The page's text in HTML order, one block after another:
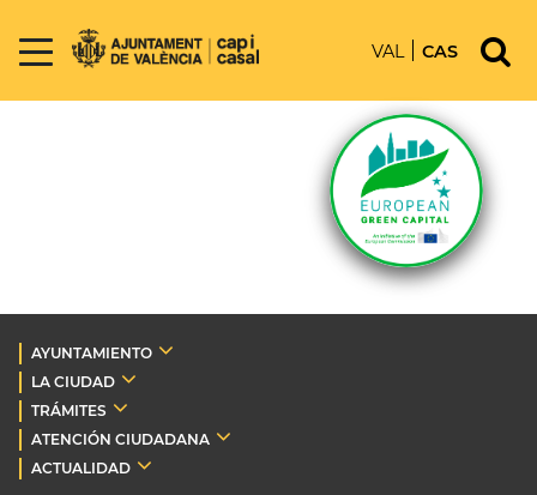
VAL CAS
AYUNTAMIENTO
LA CIUDAD
TRÁMITES
ATENCIÓN CIUDADANA
ACTUALIDAD